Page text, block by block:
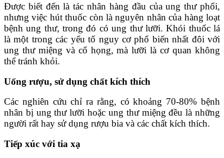
Được biết đến là tác nhân hàng đầu của ung thư phổi,
nhưng việc hút thuốc còn là nguyên nhân của hàng loạt
bệnh ung thư, trong đó có ung thư lưỡi. Khói thuốc lá
là một trong các yếu tố nguy cơ phổ biến nhất đôi với
ung thư miệng và cổ họng, mà lưỡi là cơ quan không
thể tránh khỏi.
Uống rượu, sử dụng chất kích thích
Các nghiên cứu chỉ ra rằng, có khoảng 70-80% bệnh
nhân bị ung thư lưỡi hoặc ung thư miệng đều là những
người rất hay sử dụng rượu bia và các chất kích thích.
Tiếp xúc với tia xạ